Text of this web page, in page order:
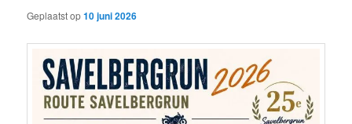
Geplaatst op10 juni 2026